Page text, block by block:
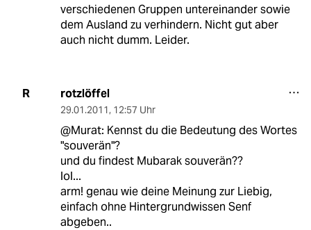
verschiedenen Gruppen untereinander sowie
dem Ausland zu verhindern. Nicht gut aber
auch nicht dumm. Leider.
R rotzlöffel
29.01.2011, 12:57 Uhr
@Murat: Kennst du die Bedeutung des Wortes
"souverän"?
und du findest Mubarak souverän??
lol...
arm! genau wie deine Meinung zur Liebig,
einfach ohne Hintergrundwissen Senf
abgeben..